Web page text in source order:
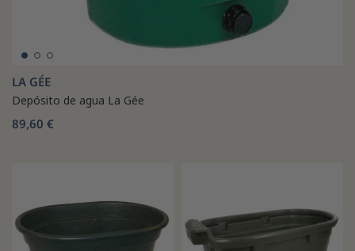
LA GÉE
Depósito de agua La Gée
89,60 €